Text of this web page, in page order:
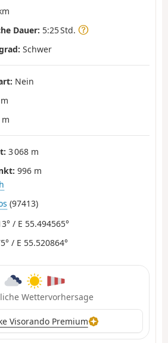
Dauer: 5:25 Std.
Schwer
Nein
m
3 068 m
996 m
(97413)
/ E 55.494565°
/ E 55.520864°
Wettervorhersage
Visorando Premium